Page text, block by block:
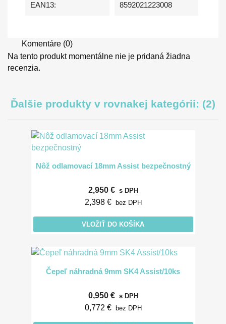
EAN13: 8592021223008
Komentáre (0)
Na tento produkt momentálne nie je pridaná žiadna
recenzia.
Ďalšie produkty v rovnakej kategórii: (2)
Nôž odlamovací 18mm Assist bezpečnostný
2,950 € s DPH
2,398 € bez DPH
VLOŽIŤ DO KOŠÍKA
Čepeľ náhradná 9mm SK4 Assist/10ks
0,950 € s DPH
0,772 € bez DPH